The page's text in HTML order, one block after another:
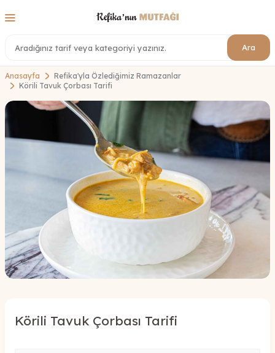
Ara
Anasayfa
Refika'yla Özlediğimiz Ramazanlar
Körili Tavuk Çorbası Tarifi
Körili Tavuk Çorbası Tarifi